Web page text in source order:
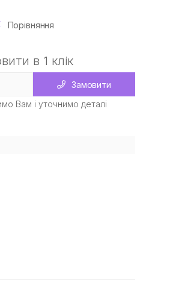
Порівняння
в 1 клік
Замовити
Вам і уточнимо деталі